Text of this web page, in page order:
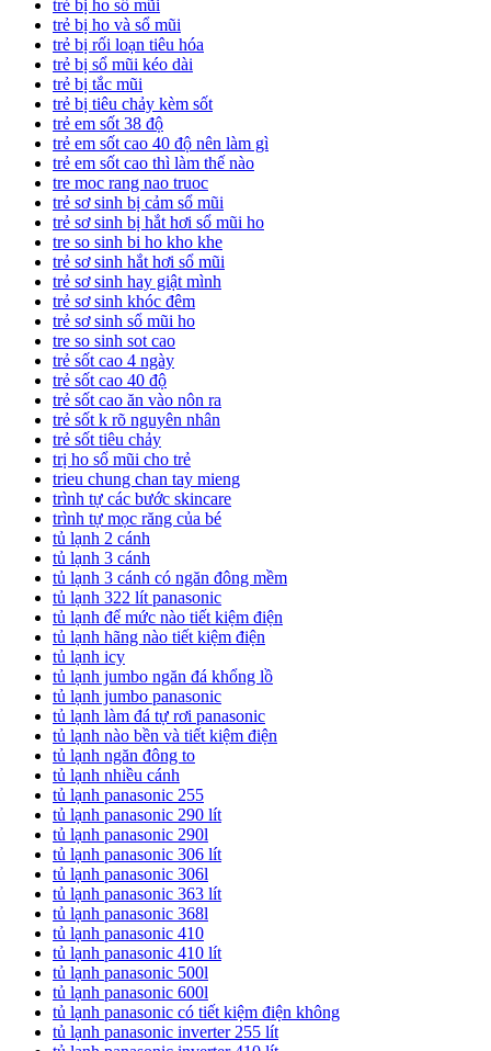
trẻ bị ho sổ mũi
trẻ bị ho và sổ mũi
trẻ bị rối loạn tiêu hóa
trẻ bị sổ mũi kéo dài
trẻ bị tắc mũi
trẻ bị tiêu chảy kèm sốt
trẻ em sốt 38 độ
trẻ em sốt cao 40 độ nên làm gì
trẻ em sốt cao thì làm thế nào
tre moc rang nao truoc
trẻ sơ sinh bị cảm sổ mũi
trẻ sơ sinh bị hắt hơi sổ mũi ho
tre so sinh bi ho kho khe
trẻ sơ sinh hắt hơi sổ mũi
trẻ sơ sinh hay giật mình
trẻ sơ sinh khóc đêm
trẻ sơ sinh sổ mũi ho
tre so sinh sot cao
trẻ sốt cao 4 ngày
trẻ sốt cao 40 độ
trẻ sốt cao ăn vào nôn ra
trẻ sốt k rõ nguyên nhân
trẻ sốt tiêu chảy
trị ho sổ mũi cho trẻ
trieu chung chan tay mieng
trình tự các bước skincare
trình tự mọc răng của bé
tủ lạnh 2 cánh
tủ lạnh 3 cánh
tủ lạnh 3 cánh có ngăn đông mềm
tủ lạnh 322 lít panasonic
tủ lạnh để mức nào tiết kiệm điện
tủ lạnh hãng nào tiết kiệm điện
tủ lạnh icy
tủ lạnh jumbo ngăn đá khổng lồ
tủ lạnh jumbo panasonic
tủ lạnh làm đá tự rơi panasonic
tủ lạnh nào bền và tiết kiệm điện
tủ lạnh ngăn đông to
tủ lạnh nhiều cánh
tủ lạnh panasonic 255
tủ lạnh panasonic 290 lít
tủ lạnh panasonic 290l
tủ lạnh panasonic 306 lít
tủ lạnh panasonic 306l
tủ lạnh panasonic 363 lít
tủ lạnh panasonic 368l
tủ lạnh panasonic 410
tủ lạnh panasonic 410 lít
tủ lạnh panasonic 500l
tủ lạnh panasonic 600l
tủ lạnh panasonic có tiết kiệm điện không
tủ lạnh panasonic inverter 255 lít